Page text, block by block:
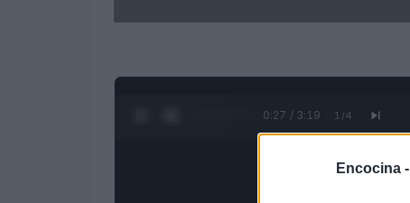
Encocina -
0:28 / 3:19 1 /4